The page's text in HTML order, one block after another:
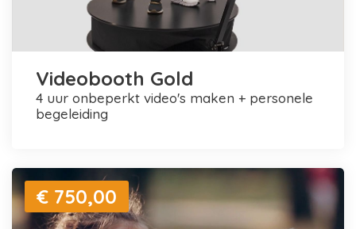
Videobooth Gold
4 uur onbeperkt video's maken + personele
begeleiding
€ 750,00